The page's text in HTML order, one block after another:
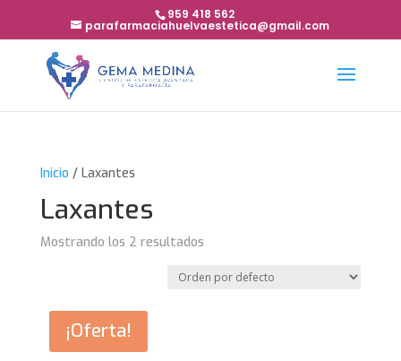
959 418 562
parafarmaciahuelvaestetica@gmail.com
Inicio / Laxantes
Laxantes
Mostrando los 2 resultados
¡Oferta!